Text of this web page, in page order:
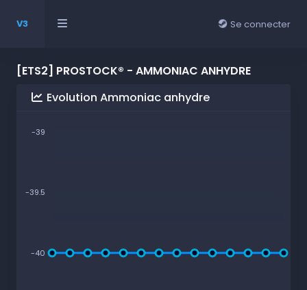
V3 Se connecter
[ETS2] PROSTOCK® - AMMONIAC ANHYDRE
Evolution Ammoniac anhydre
-39
-39.5
-40